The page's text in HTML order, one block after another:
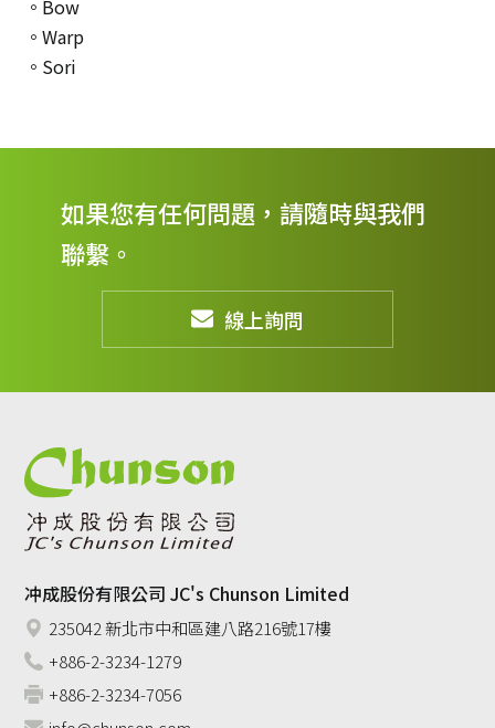
。Bow
。Warp
。Sori
如果您有任何問題，請隨時與我們
聯繫。
線上詢問
冲成股份有限公司 JC's Chunson Limited
235042 新北市中和區建八路216號17樓
+886-2-3234-1279
+886-2-3234-7056